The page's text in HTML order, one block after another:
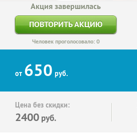
Акция завершилась
ПОВТОРИТЬ АКЦИЮ
Человек проголосовало: 0
от 650 руб.
Цена без скидки:
2400 руб.